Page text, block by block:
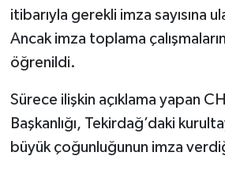
itibarıyla gerekli imza sayısına
Ancak imza toplama
öğrenildi.
Sürece ilişkin açıklama yapan
Başkanlığı, Tekirdağ’daki
büyük çoğunluğunun imza